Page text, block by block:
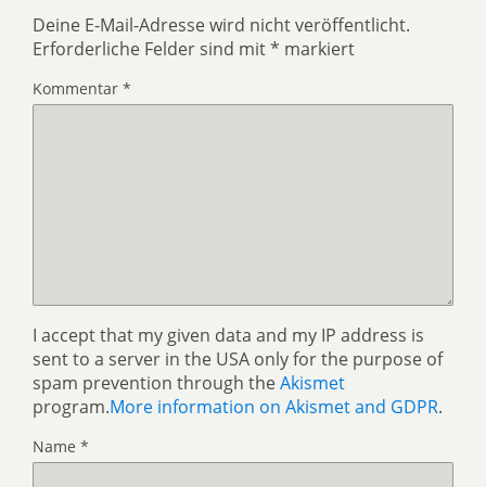
Deine E-Mail-Adresse wird nicht veröffentlicht.
Erforderliche Felder sind mit* markiert
Kommentar *
I accept that my given data and my IP address is
sent to a server in the USA only for the purpose of
spam prevention through theAkismet
program.More information on Akismet and GDPR.
Name *